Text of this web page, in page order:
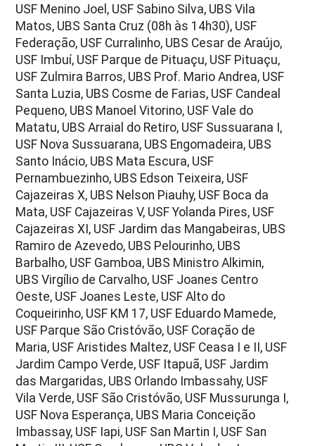
USF Menino Joel, USF Sabino Silva, UBS Vila
Matos, UBS Santa Cruz (08h às 14h30), USF
Federação, USF Curralinho, UBS Cesar de Araújo,
USF Imbuí, USF Parque de Pituaçu, USF Pituaçu,
USF Zulmira Barros, UBS Prof. Mario Andrea, USF
Santa Luzia, UBS Cosme de Farias, USF Candeal
Pequeno, UBS Manoel Vitorino, USF Vale do
Matatu, UBS Arraial do Retiro, USF Sussuarana I,
USF Nova Sussuarana, UBS Engomadeira, UBS
Santo Inácio, UBS Mata Escura, USF
Pernambuezinho, UBS Edson Teixeira, USF
Cajazeiras X, UBS Nelson Piauhy, USF Boca da
Mata, USF Cajazeiras V, USF Yolanda Pires, USF
Cajazeiras XI, USF Jardim das Mangabeiras, UBS
Ramiro de Azevedo, UBS Pelourinho, UBS
Barbalho, USF Gamboa, UBS Ministro Alkimin,
UBS Virgílio de Carvalho, USF Joanes Centro
Oeste, USF Joanes Leste, USF Alto do
Coqueirinho, USF KM 17, USF Eduardo Mamede,
USF Parque São Cristóvão, USF Coração de
Maria, USF Aristides Maltez, USF Ceasa I e II, USF
Jardim Campo Verde, USF Itapuã, USF Jardim
das Margaridas, UBS Orlando Imbassahy, USF
Vila Verde, USF São Cristóvão, USF Mussurunga I,
USF Nova Esperança, UBS Maria Conceição
Imbassay, USF Iapi, USF San Martin I, USF San